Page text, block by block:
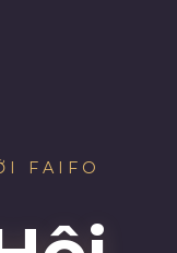
FAIFO